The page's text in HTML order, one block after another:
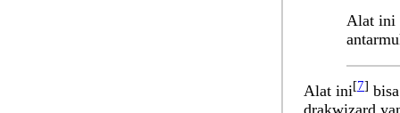
Alat ini
Alat ini[7]